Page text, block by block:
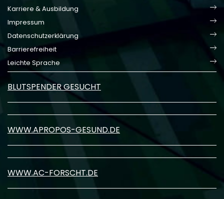
Karriere & Ausbildung
Impressum
Datenschutzerklärung
Barrierefreiheit
Leichte Sprache
BLUTSPENDER GESUCHT
WWW.APROPOS-GESUND.DE
WWW.AC-FORSCHT.DE